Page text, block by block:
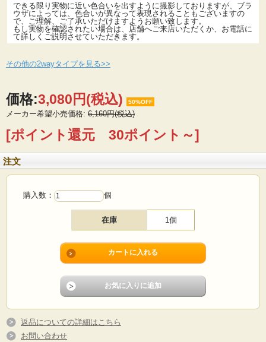
できる限り実物に近い色合いを出すように撮影しておりますが、ブラ
ウザによっては、色合いが異なって表現されることもございますの
で、ご理解、ご了承いただけますようお願い致します。
もし実物を確認されたい場合は、店舗へご来店いただくか、お電話に
て詳しくご説明させていただきます。
その他の2wayタイプを見る>>
価格:3,080円(税込) 50%OFF
メーカー希望小売価格: 6,160円(税込)
[ポイント還元 30ポイント～]
注文
購入数： 個
在庫 1個
返品についての詳細はこちら
お問い合わせ